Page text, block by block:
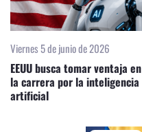
Viernes 5 de junio de 2026
EEUU busca tomar ventaja en
la carrera por la inteligencia
artificial